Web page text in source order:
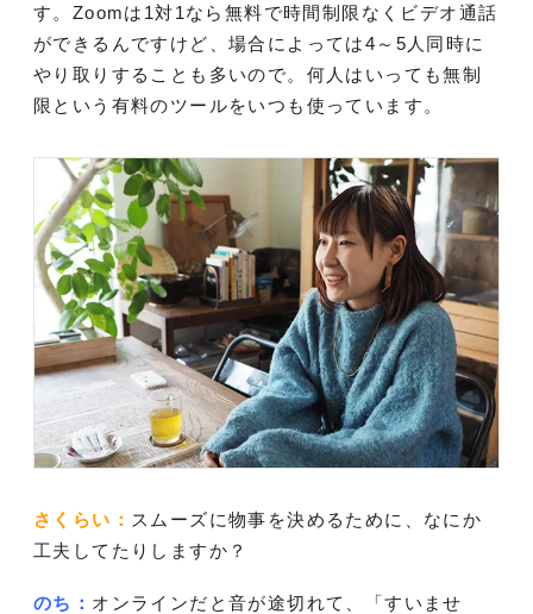
す。Zoomは1対1なら無料で時間制限なくビデオ通話
ができるんですけど、場合によっては4～5人同時に
やり取りすることも多いので。何人はいっても無制
限という有料のツールをいつも使っています。
さくらい： スムーズに物事を決めるために、なにか
工夫してたりしますか？
のち： オンラインだと音が途切れて、「すいませ